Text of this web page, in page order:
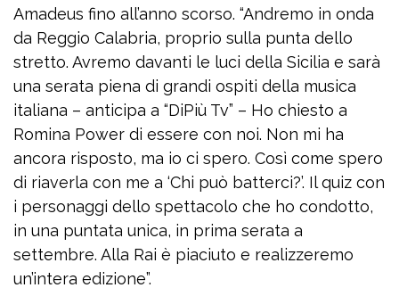
Amadeus fino all’anno scorso. “Andremo in onda
da Reggio Calabria, proprio sulla punta dello
stretto. Avremo davanti le luci della Sicilia e sarà
una serata piena di grandi ospiti della musica
italiana – anticipa a “DiPiù Tv” – Ho chiesto a
Romina Power di essere con noi. Non mi ha
ancora risposto, ma io ci spero. Così come spero
di riaverla con me a ‘Chi può batterci?’. Il quiz con
i personaggi dello spettacolo che ho condotto,
in una puntata unica, in prima serata a
settembre. Alla Rai è piaciuto e realizzeremo
un’intera edizione”.